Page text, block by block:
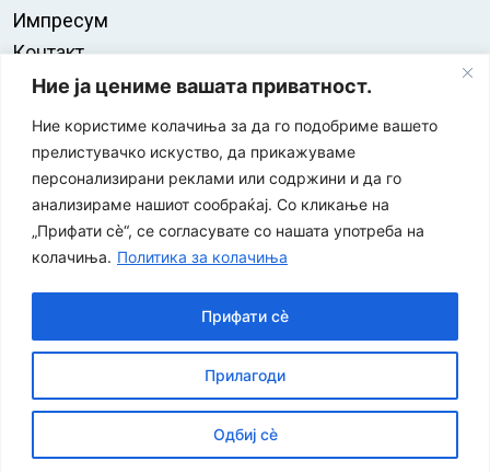
Ние ја цениме вашата приватност.
Ние користиме колачиња за да го подобриме вашето
прелистувачко искуство, да прикажуваме
персонализирани реклами или содржини и да го
анализираме нашиот сообраќај. Со кликање на
„Прифати сè“, се согласувате со нашата употреба на
колачиња. Политика за колачиња
Прилагоди
Одбиј сè
Прифати сè
Импресум
Контакт
Правила на користење
за заштита на печатени медиуми
Економија и Бизнис
| Developed by:Unet
Политика за приватност
Политика за колачиња